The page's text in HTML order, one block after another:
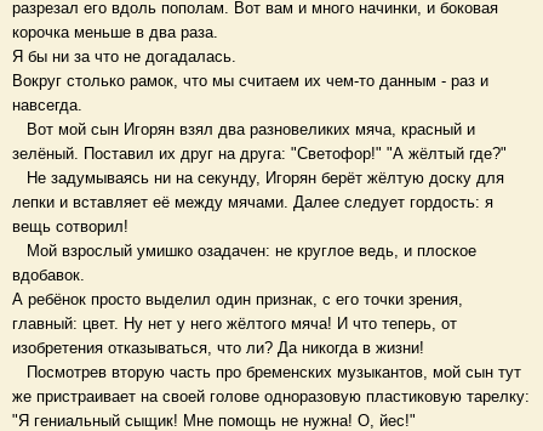
разрезал его вдоль пополам. Вот вам и много начинки, и боковая
корочка меньше в два раза.
Я бы ни за что не догадалась.
Вокруг столько рамок, что мы считаем их чем-то данным - раз и
навсегда.
Вот мой сын Игорян взял два разновеликих мяча, красный и
зелёный. Поставил их друг на друга: "Светофор!" "А жёлтый где?"
Не задумываясь ни на секунду, Игорян берёт жёлтую доску для
лепки и вставляет её между мячами. Далее следует гордость: я
вещь сотворил!
Мой взрослый умишко озадачен: не круглое ведь, и плоское
вдобавок.
А ребёнок просто выделил один признак, с его точки зрения,
главный: цвет. Ну нет у него жёлтого мяча! И что теперь, от
изобретения отказываться, что ли? Да никогда в жизни!
Посмотрев вторую часть про бременских музыкантов, мой сын тут
же пристраивает на своей голове одноразовую пластиковую тарелку:
"Я гениальный сыщик! Мне помощь не нужна! О, йес!"